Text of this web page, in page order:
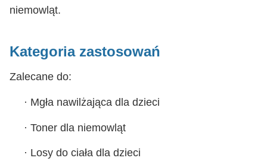
niemowląt.
Kategoria zastosowań
Zalecane do:
· Mgła nawilżająca dla dzieci
· Toner dla niemowląt
· Losy do ciała dla dzieci